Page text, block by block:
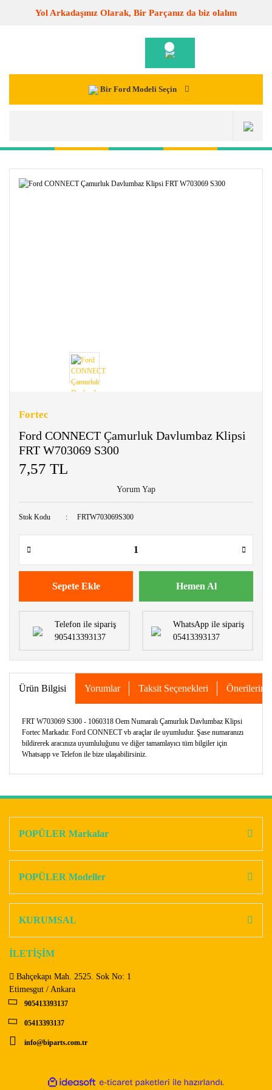
Yol Arkadaşınız Olarak, Bir Parçanız da biz olalım
Bir Ford Modeli Seçin
Fortec
Ford CONNECT Çamurluk Davlumbaz Klipsi
FRT W703069 S300
7,57 TL
Yorum Yap
Stok Kodu FRTW703069S300
Sepete Ekle Hemen Al
Telefon ile sipariş
905413393137
WhatsApp ile sipariş
05413393137
Ürün Bilgisi Yorumlar Taksit Seçenekleri Önerileriniz
FRT W703069 S300 - 1060318 Oem Numaralı Çamurluk Davlumbaz Klipsi
Fortec Markadır. Ford CONNECT vb araçlar ile uyumludur. Şase numaranızı
bildirerek aracınıza uyumluluğunu ve diğer tamamlayıcı tüm bilgiler için
Whatsapp ve Telefon ile bize ulaşabilirsiniz.
Ürün açıklamasında eksik bilgiler bulunuyor.
Bu ürüne benzer farklı alternatifler olmalı.
POPÜLER Markalar
POPÜLER Modeller
KURUMSAL
İLETİŞİM
Bahçekapı Mah. 2525. Sok No: 1
Etimesgut / Ankara
905413393137
05413393137
info@biparts.com.tr
ideasoft
e-